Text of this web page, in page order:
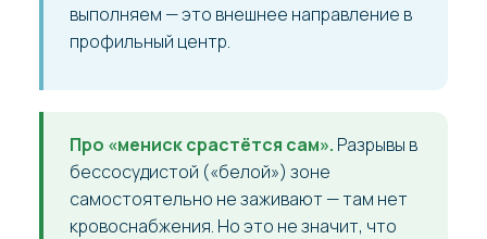
выполняем — это внешнее направление в
профильный центр.
Про «мениск срастётся сам». Разрывы в
бессосудистой («белой») зоне
самостоятельно не заживают — там нет
кровоснабжения. Но это не значит, что